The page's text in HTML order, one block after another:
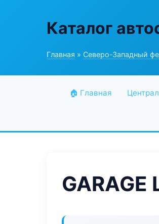
Каталог
Главная » Северо-Западный
🏠 Главная
GARAGE